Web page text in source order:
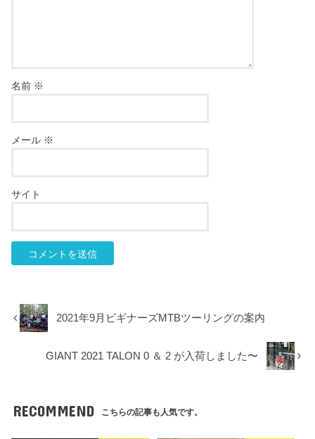
名前 ※
メール ※
サイト
2021年9月ビギナーズMTBツーリングの案内
GIANT 2021 TALON 0 ＆ 2 が入荷しました〜
RECOMMEND こちらの記事も人気です。